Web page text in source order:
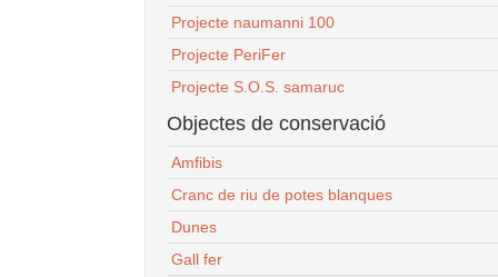
Projecte naumanni 100
Projecte PeriFer
Projecte S.O.S. samaruc
Objectes de conservació
Amfibis
Cranc de riu de potes blanques
Dunes
Gall fer